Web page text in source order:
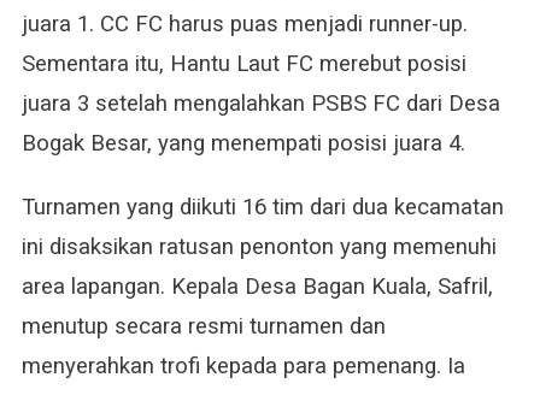
juara 1. CC FC harus puas menjadi runner-up.
Sementara itu, Hantu Laut FC merebut posisi
juara 3 setelah mengalahkan PSBS FC dari Desa
Bogak Besar, yang menempati posisi juara 4.
Turnamen yang diikuti 16 tim dari dua kecamatan
ini disaksikan ratusan penonton yang memenuhi
area lapangan. Kepala Desa Bagan Kuala, Safril,
menutup secara resmi turnamen dan
menyerahkan trofi kepada para pemenang. Ia